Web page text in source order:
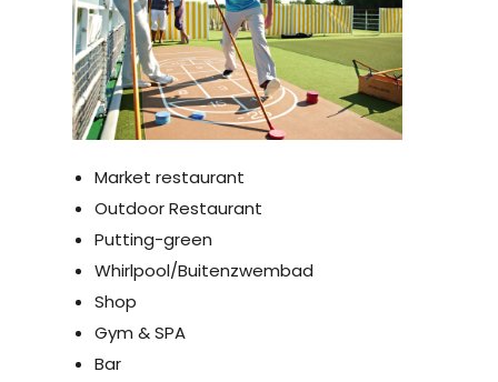
Market restaurant
Outdoor Restaurant
Putting-green
Whirlpool/Buitenzwembad
Shop
Gym & SPA
Bar